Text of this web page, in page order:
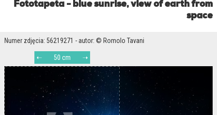
Fototapeta - blue sunrise, view of earth from
space
Numer zdjęcia: 56219271 - autor: © Romolo Tavani
50 cm